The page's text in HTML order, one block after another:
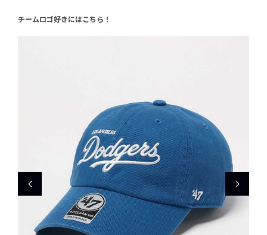
チームロゴ好きにはこちら！